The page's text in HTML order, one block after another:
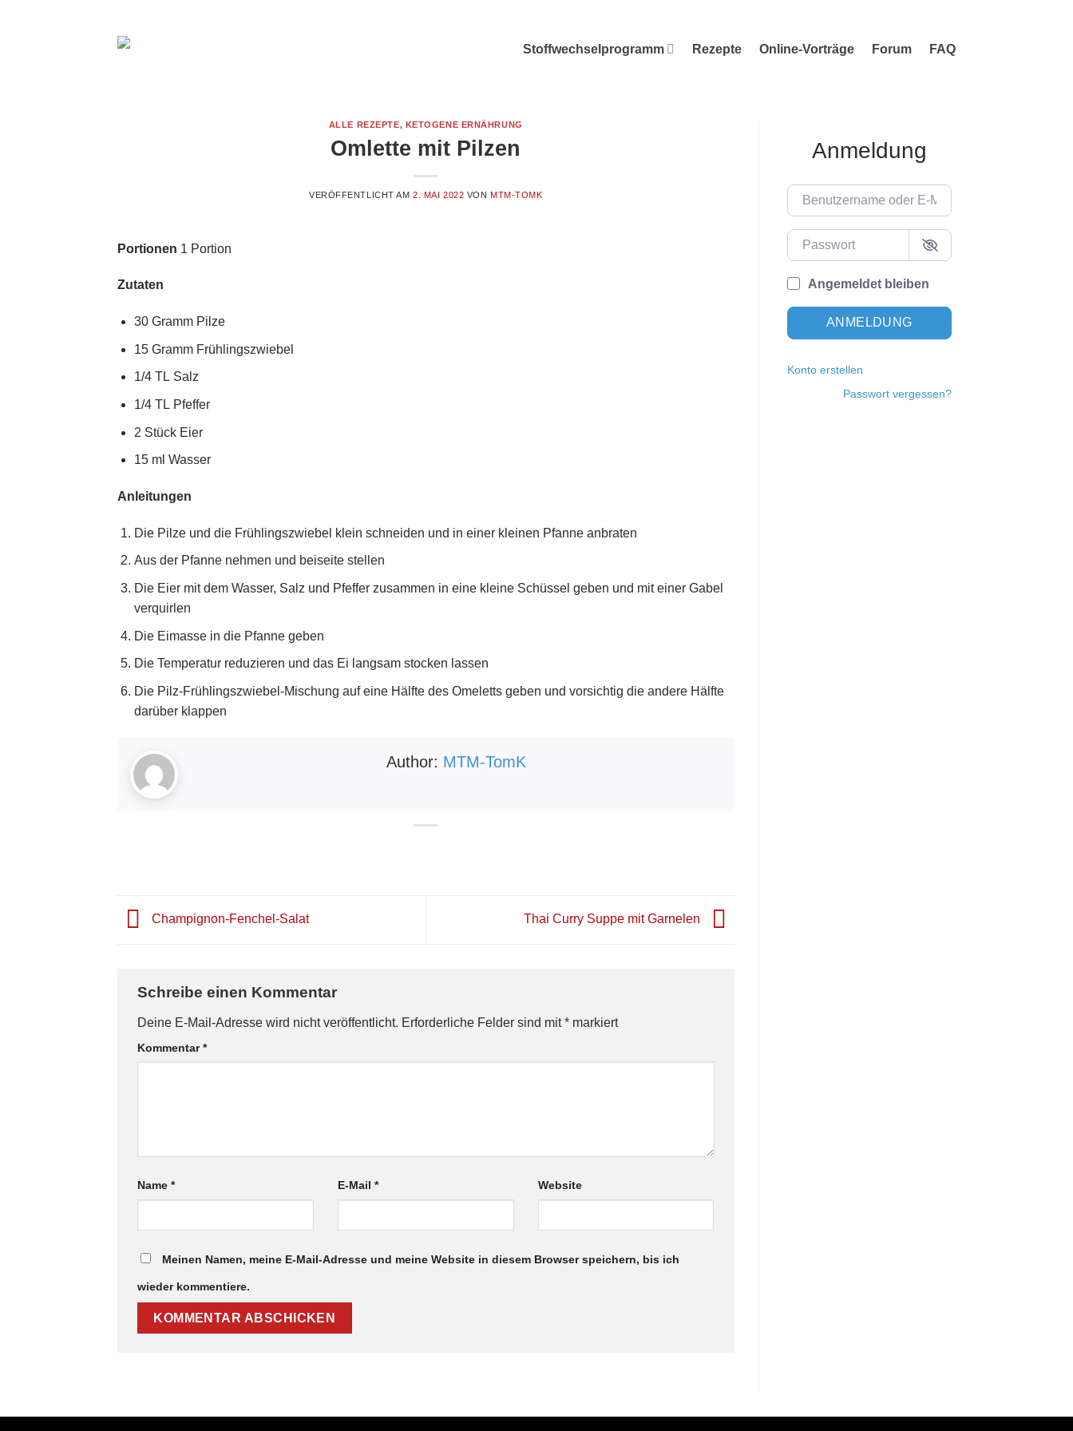
Stoffwechselprogramm Rezepte Online-Vorträge Forum FAQ
ALLE REZEPTE, KETOGENE ERNÄHRUNG
Omlette mit Pilzen
VERÖFFENTLICHT AM2. MAI 2022 VONMTM-TOMK
Portionen 1 Portion
Zutaten
30 Gramm Pilze
15 Gramm Frühlingszwiebel
1/4 TL Salz
1/4 TL Pfeffer
2 Stück Eier
15 ml Wasser
Anleitungen
Die Pilze und die Frühlingszwiebel klein schneiden und in einer kleinen Pfanne anbraten
Aus der Pfanne nehmen und beiseite stellen
Die Eier mit dem Wasser, Salz und Pfeffer zusammen in eine kleine Schüssel geben und mit einer Gabel
verquirlen
Die Eimasse in die Pfanne geben
Die Temperatur reduzieren und das Ei langsam stocken lassen
Die Pilz-Frühlingszwiebel-Mischung auf eine Hälfte des Omeletts geben und vorsichtig die andere Hälfte
darüber klappen
Author: MTM-TomK
Champignon-Fenchel-Salat Thai Curry Suppe mit Garnelen
Schreibe einen Kommentar
Deine E-Mail-Adresse wird nicht veröffentlicht. Erforderliche Felder sind mit* markiert
Kommentar*
Name * E-Mail * Website
Meinen Namen, meine E-Mail-Adresse und meine Website in diesem Browser speichern, bis ich
wieder kommentiere.
Anmeldung
Benutzername oder E-Mail-Adresse
Passwort
Angemeldet bleiben
ANMELDUNG
Konto erstellen
Passwort vergessen?